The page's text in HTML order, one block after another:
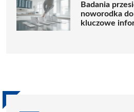
Badania
noworodka
kluczowe